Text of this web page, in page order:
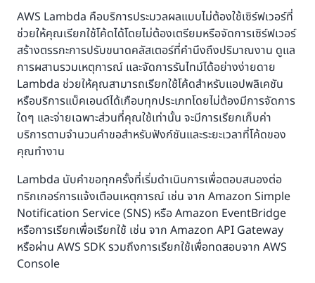
AWS Lambda คือบริการประมวลผลแบบไม่ต้องใช้เซิร์ฟเวอร์ที่
ช่วยให้คุณเรียกใช้โค้ดได้โดยไม่ต้องเตรียมหรือจัดการเซิร์ฟเวอร์
สร้างตรรกะการปรับขนาดคลัสเตอร์ที่คำนึงถึงปริมาณงาน ดูแล
การผสานรวมเหตุการณ์ และจัดการรันไทม์ได้อย่างง่ายดาย
Lambda ช่วยให้คุณสามารถเรียกใช้โค้ดสำหรับแอปพลิเคชัน
หรือบริการแบ็คเอนด์ได้เกือบทุกประเภทโดยไม่ต้องมีการจัดการ
ใดๆ และจ่ายเฉพาะส่วนที่คุณใช้เท่านั้น จะมีการเรียกเก็บค่า
บริการตามจำนวนคำขอสำหรับฟังก์ชันและระยะเวลาที่โค้ดของ
คุณทำงาน
Lambda นับคำขอทุกครั้งที่เริ่มดำเนินการเพื่อตอบสนองต่อ
ทริกเกอร์การแจ้งเตือนเหตุการณ์ เช่น จาก Amazon Simple
Notification Service (SNS) หรือ Amazon EventBridge
หรือการเรียกเพื่อเรียกใช้ เช่น จาก Amazon API Gateway
หรือผ่าน AWS SDK รวมถึงการเรียกใช้เพื่อทดสอบจาก AWS
Console